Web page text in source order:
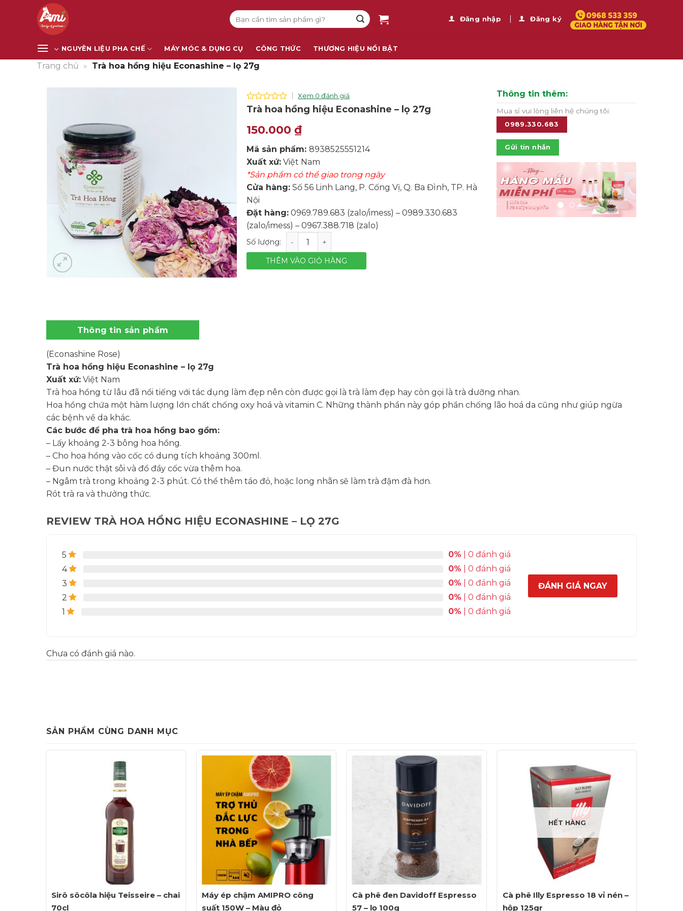
Tìm
kiếm:
Đăng nhập Đăng ký
NGUYÊN LIỆU PHA CHẾ MÁY MÓC & DỤNG CỤ CÔNG THỨC THƯƠNG HIỆU NỔI BẬT
Trang chủ » Trà hoa hồng hiệu Econashine – lọ 27g
0
5
Xem 0 đánh giá
Trà hoa hồng hiệu Econashine – lọ 27g
150.000₫
Mã sản phẩm:8938525551214
Xuất xứ: Việt Nam
*Sản phẩm có thể giao trong ngày
Cửa hàng: Số 56 Linh Lang, P. Cống Vị, Q. Ba Đình, TP. Hà
Nội
Đặt hàng: 0969.789.683 (zalo/imess) – 0989.330.683
(zalo/imess) – 0967.388.718 (zalo)
Trà hoa hồng hiệu Econashine - lọ 27g số lượng
THÊM VÀO GIỎ HÀNG
Thông tin thêm:
Mua sỉ vui lòng liên hệ chúng tôi:
0989.330.683
Gửi tin nhắn
Thông tin sản phẩm
(Econashine Rose)
Trà hoa hồng hiệu Econashine – lọ 27g
Xuất xứ:Việt Nam
Trà hoa hồng từ lâu đã nổi tiếng với tác dụng làm đẹp nên còn được gọi là trà làm đẹp hay còn gọi là trà dưỡng nhan.
Hoa hồng chứa một hàm lượng lớn chất chống oxy hoá và vitamin C. Những thành phần này góp phần chống lão hoá da cũng như giúp ngừa
các bệnh về da khác.
Các bước để pha trà hoa hồng bao gồm:
– Lấy khoảng 2-3 bông hoa hồng.
– Cho hoa hồng vào cốc có dung tích khoảng 300ml.
– Đun nước thật sôi và đổ đầy cốc vừa thêm hoa.
– Ngâm trà trong khoảng 2-3 phút. Có thể thêm táo đỏ, hoặc long nhãn sẽ làm trà đậm đà hơn.
Rót trà ra và thưởng thức.
REVIEW TRÀ HOA HỒNG HIỆU ECONASHINE – LỌ 27G
5 0% | 0 đánh giá
4
0% | 0 đánh giá
3
0% | 0 đánh giá
2
0% | 0 đánh giá
1
0% | 0 đánh giá
ĐÁNH GIÁ NGAY
Chưa có đánh giá nào.
SẢN PHẨM CÙNG DANH MỤC
Sirô sôcôla hiệu Teisseire – chai
70cl
Máy ép chậm AMIPRO công
suất 150W – Màu đỏ
Cà phê đen Davidoff Espresso
57 – lọ 100g
HẾT HÀNG
Cà phê Illy Espresso 18 vỉ nén –
hộp 125gr